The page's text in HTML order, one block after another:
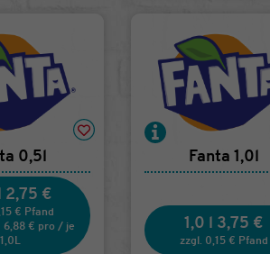
0,5l
2,75 €
€ Pfand
6,88 € pro / je
1,0L
Fanta 1,0l
1,0 l 3,75 €
zzgl. 0,15 € Pfand